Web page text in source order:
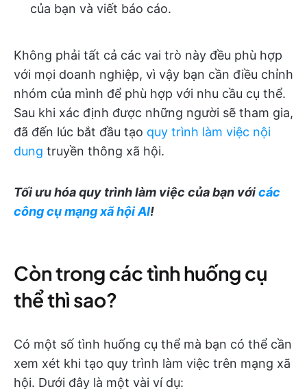
của bạn và viết báo cáo.
Không phải tất cả các vai trò này đều phù hợp
với mọi doanh nghiệp, vì vậy bạn cần điều chỉnh
nhóm của mình để phù hợp với nhu cầu cụ thể.
Sau khi xác định được những người sẽ tham gia,
đã đến lúc bắt đầu tạo quy trình làm việc nội
dung truyền thông xã hội.
Tối ưu hóa quy trình làm việc của bạn vớicác
công cụ mạng xã hội AI!
Còn trong các tình huống cụ
thể thì sao?
Có một số tình huống cụ thể mà bạn có thể cần
xem xét khi tạo quy trình làm việc trên mạng xã
hội. Dưới đây là một vài ví dụ: